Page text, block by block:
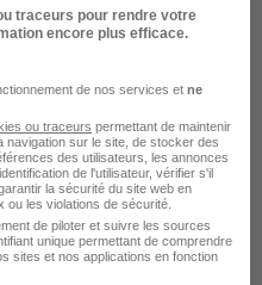
il y a 29 jours
H/F
000 € / an
traceurs pour rendre votre
encore plus efficace.
de nos services et ne
ou traceurs permettant de maintenir
navigation sur le site, de stocker des
des utilisateurs, les annonces
de l'utilisateur, vérifier s'il
la sécurité du site web en
les violations de sécurité.
de piloter et suivre les sources
unique permettant de comprendre
sites et nos applications en fonction